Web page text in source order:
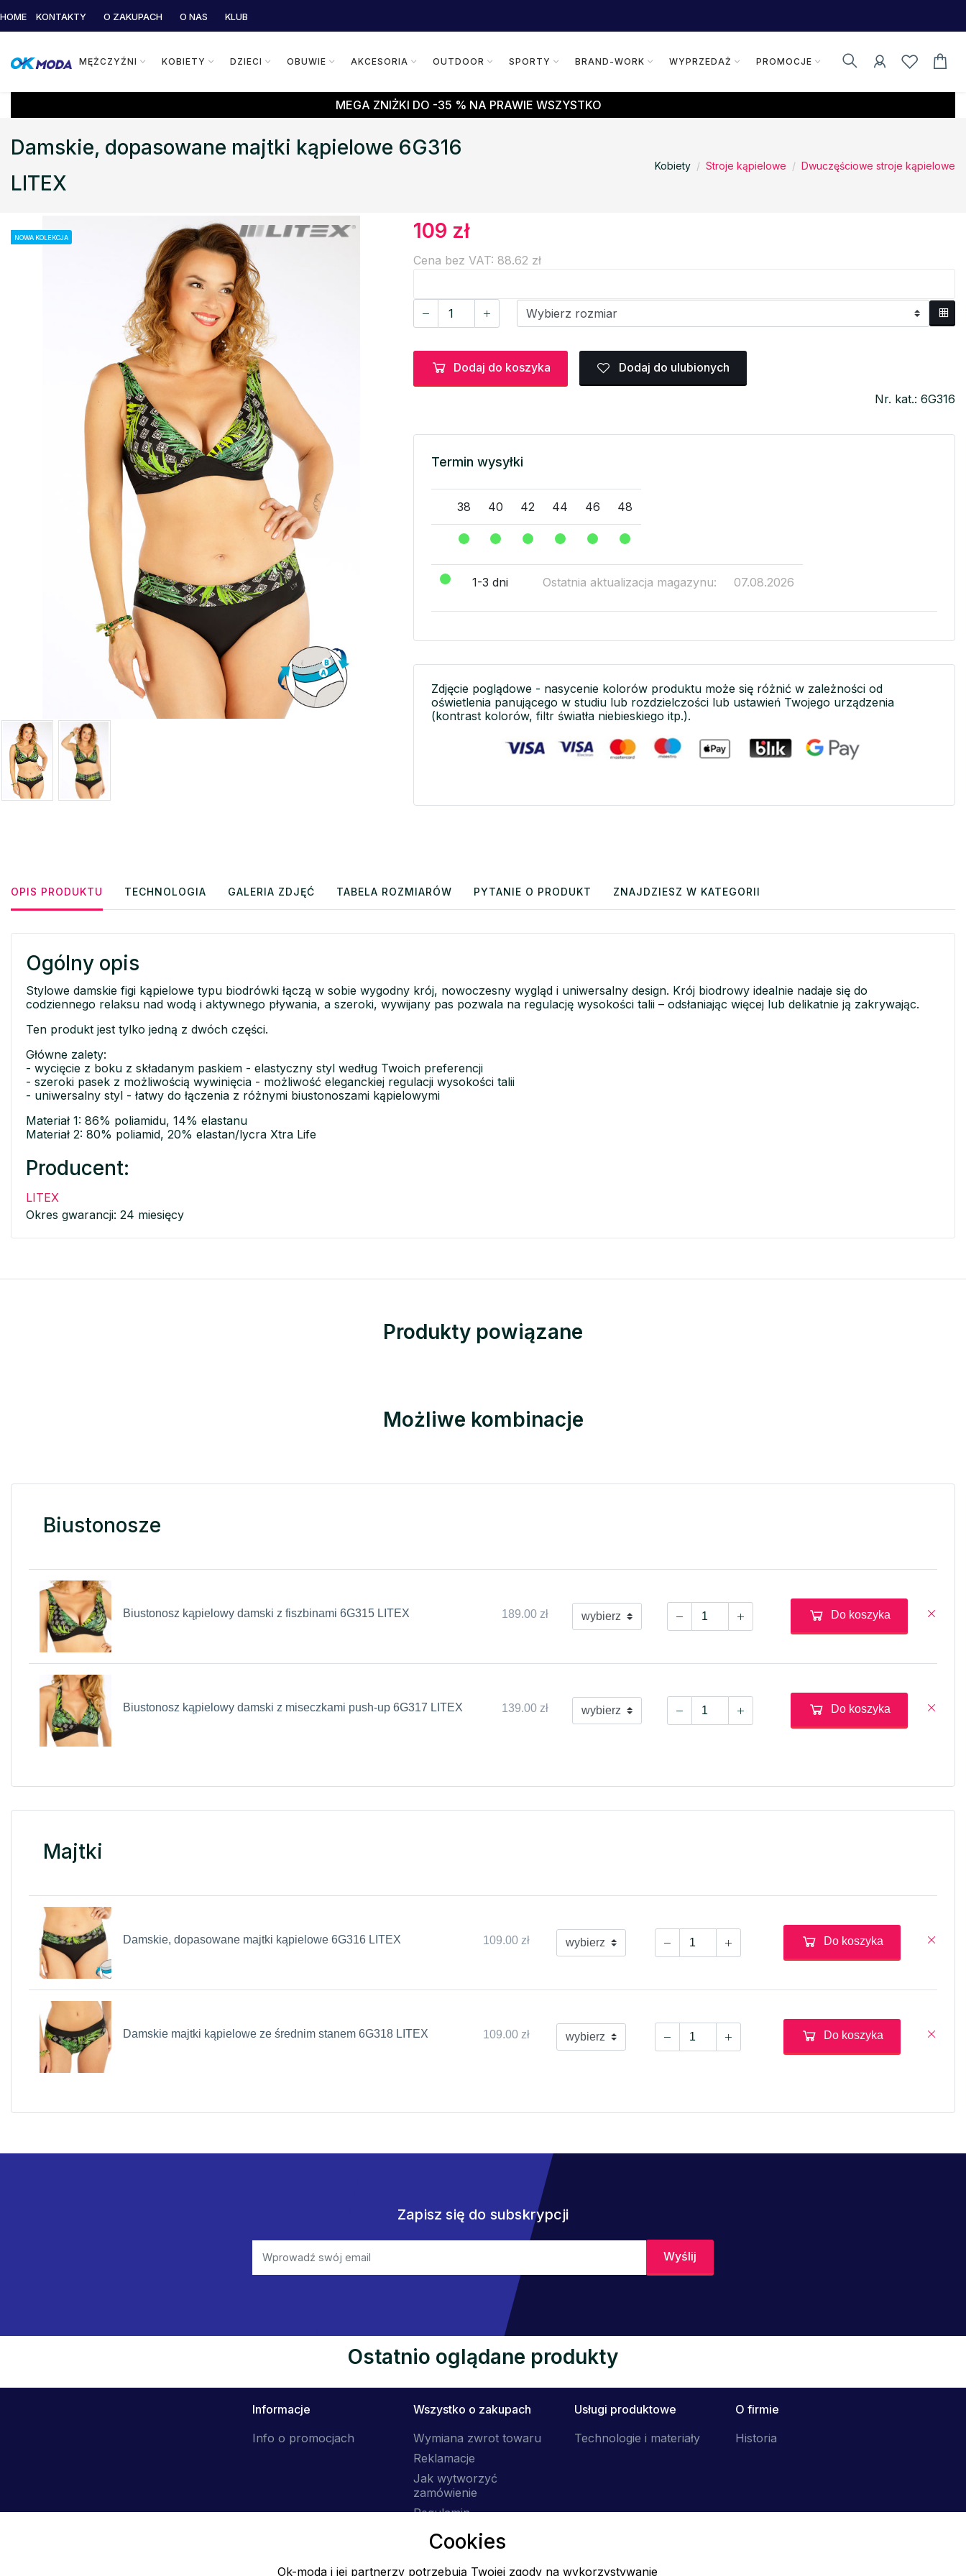
HOME KONTAKTY O ZAKUPACH O NAS KLUB
MĘŻCZYŹNI KOBIETY DZIECI OBUWIE AKCESORIA OUTDOOR SPORTY BRAND-WORK WYPRZEDAŻ PROMOCJE
MEGA ZNIŻKI DO -35 % NA PRAWIE WSZYSTKO
Damskie, dopasowane majtki kąpielowe 6G316
LITEX
Kobiety Stroje kąpielowe Dwuczęściowe stroje kąpielowe
NOWA KOLEKCJA 109 zł
Cena bez VAT: 88.62 zł
Dodaj do koszyka Dodaj do ulubionych
Nr. kat.: 6G316
Termin wysyłki
38 40 42 44 46 48
1-3 dni Ostatnia aktualizacja magazynu: 07.08.2026
Zdjęcie poglądowe - nasycenie kolorów produktu może się różnić w zależności od
oświetlenia panującego w studiu lub rozdzielczości lub ustawień Twojego urządzenia
(kontrast kolorów, filtr światła niebieskiego itp.).
OPIS PRODUKTU TECHNOLOGIA GALERIA ZDJĘĆ TABELA ROZMIARÓW PYTANIE O PRODUKT ZNAJDZIESZ W KATEGORII
Ogólny opis
Stylowe damskie figi kąpielowe typu biodrówki łączą w sobie wygodny krój, nowoczesny wygląd i uniwersalny design. Krój biodrowy idealnie nadaje się do
codziennego relaksu nad wodą i aktywnego pływania, a szeroki, wywijany pas pozwala na regulację wysokości talii – odsłaniając więcej lub delikatnie ją zakrywając.
Ten produkt jest tylko jedną z dwóch części.
Główne zalety:
- wycięcie z boku z składanym paskiem - elastyczny styl według Twoich preferencji
- szeroki pasek z możliwością wywinięcia - możliwość eleganckiej regulacji wysokości talii
- uniwersalny styl - łatwy do łączenia z różnymi biustonoszami kąpielowymi
Materiał 1: 86% poliamidu, 14% elastanu
Materiał 2: 80% poliamid, 20% elastan/lycra Xtra Life
Producent:
LITEX
Okres gwarancji: 24 miesięcy
Produkty powiązane
Możliwe kombinacje
Biustonosze
Biustonosz kąpielowy damski z fiszbinami 6G315 LITEX 189.00 zł Do koszyka
Biustonosz kąpielowy damski z miseczkami push-up 6G317 LITEX 139.00 zł Do koszyka
Majtki
Damskie, dopasowane majtki kąpielowe 6G316 LITEX 109.00 zł Do koszyka
Damskie majtki kąpielowe ze średnim stanem 6G318 LITEX 109.00 zł Do koszyka
Zapisz się do subskrypcji
Ostatnio oglądane produkty
Informacje
Info o promocjach
Wszystko o zakupach
Wymiana zwrot towaru
Reklamacje
Jak wytworzyć
zamówienie
Regulamin
Dostawa
Usługi produktowe
Technologie i materiały
O firmie
Historia
Cookies
Ok-moda i jej partnerzy potrzebują Twojej zgody na wykorzystywanie